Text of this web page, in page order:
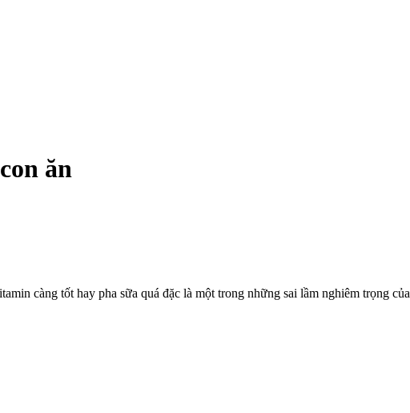
ăn
càng tốt hay pha sữa quá đặc là một trong những sai lầm nghiêm trọng